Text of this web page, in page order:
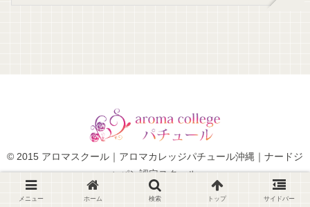
© 2015 アロマスクール｜アロマカレッジパチュール沖縄｜ナードジ
ャパン認定スクール.
メニュー ホーム 検索 トップ サイドバー